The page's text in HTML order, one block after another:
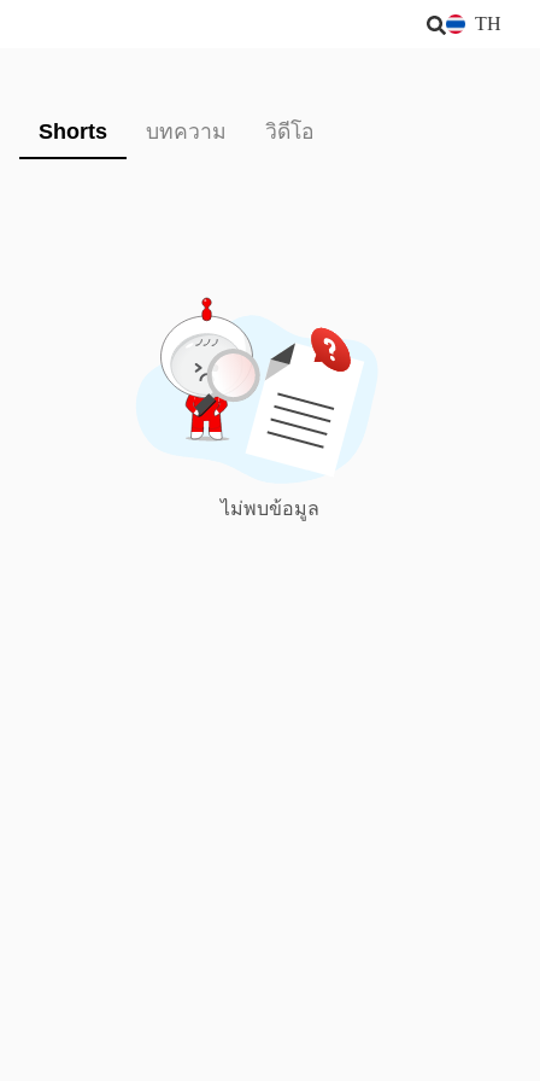
TH
Shorts บทความ วิดีโอ
ไม่พบข้อมูล